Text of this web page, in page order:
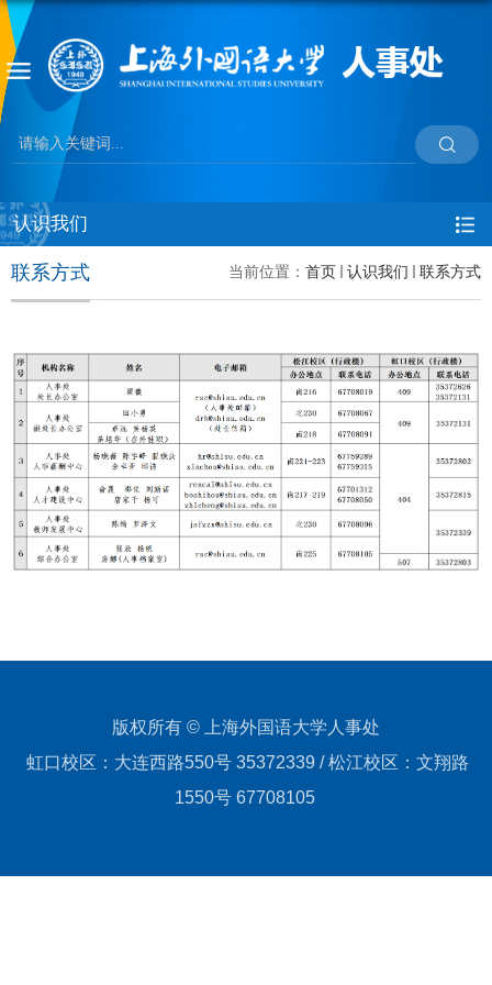
认识我们
当前位置： 首页 认识我们 联系方式
联系方式
版权所有 © 上海外国语大学人事处
虹口校区：大连西路550号 35372339 / 松江校区：文翔路
1550号 67708105